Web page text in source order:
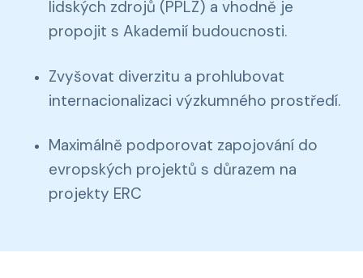
lidských zdrojů (PPLZ) a vhodně je
propojit s Akademií budoucnosti.
Zvyšovat diverzitu a prohlubovat
internacionalizaci výzkumného prostředí.
Maximálně podporovat zapojování do
evropských projektů s důrazem na
projekty ERC